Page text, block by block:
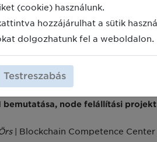
Blockchain Partnerség (EBP)
10:30 – 10:45
bemutatása, node felállítási projekt
| Blockchain Competence Center
(cookie) használunk.
hozzájárulhat a sütik
dolgozhatunk fel a weboldalon.
Testreszabás